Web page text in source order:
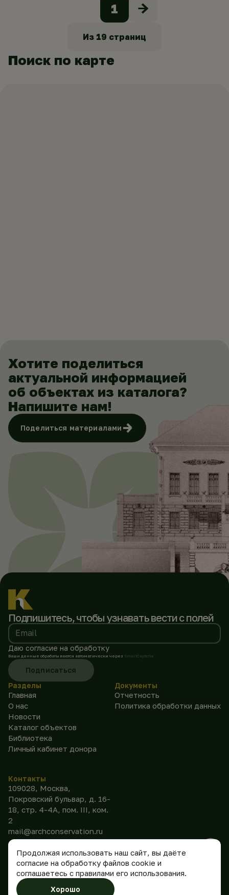
1
Из 19 страниц
Поиск по карте
Хотите поделиться
актуальной информацией
об объектах из каталога?
Напишите нам!
Поделиться материалами
Подпишитесь, чтобы узнавать вести с полей
Email
Даю согласие на обработку
Ваши данные обрабатываются автоматически через SmartCaptcha
Подписаться
Разделы
Главная
О нас
Новости
Каталог объектов
Библиотека
Личный кабинет донора
Документы
Отчетность
Политика обработки данных
Контакты
109028, Москва,
Покровский бульвар, д. 16-
18, стр. 4-4А, пом. III, ком.
2
mail@archconservation.ru
2026
«Консервация»
Продолжая использовать наш сайт, вы даёте
согласие на обработку файлов cookie и
соглашаетесь с правилами его использования.
Хорошо